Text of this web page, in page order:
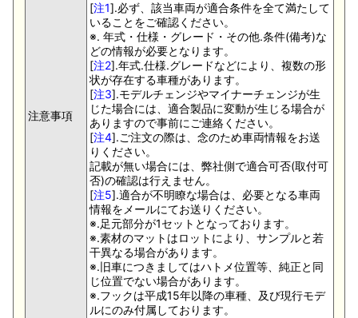
注意事項
[注1].必ず、該当車両が適合条件を全て満たして
いることをご確認ください。
※. 年式・仕様・グレード・その他.条件(備考)な
どの情報が必要となります。
[注2].年式.仕様.グレードなどにより、複数の形
状が存在する車種があります。
[注3].モデルチェンジやマイナーチェンジが生
じた場合には、適合製品に変動が生じる場合が
ありますので事前にご連絡ください。
[注4].ご注文の際は、念のため車両情報をお送
りください。
記載が無い場合には、弊社側で適合可否(取付可
否)の確認は行えません。
[注5].適合が不明瞭な場合は、必要となる車両
情報をメールにてお送りください。
※.足元部分が1セットとなっております。
※.素材のマットはロットにより、サンプルと若
干異なる場合があります。
※.旧車につきましてはハトメ位置等、純正と同
じ位置でない場合があります。
※.フックは平成15年以降の車種、及び現行モデ
ルにのみ付属しております。